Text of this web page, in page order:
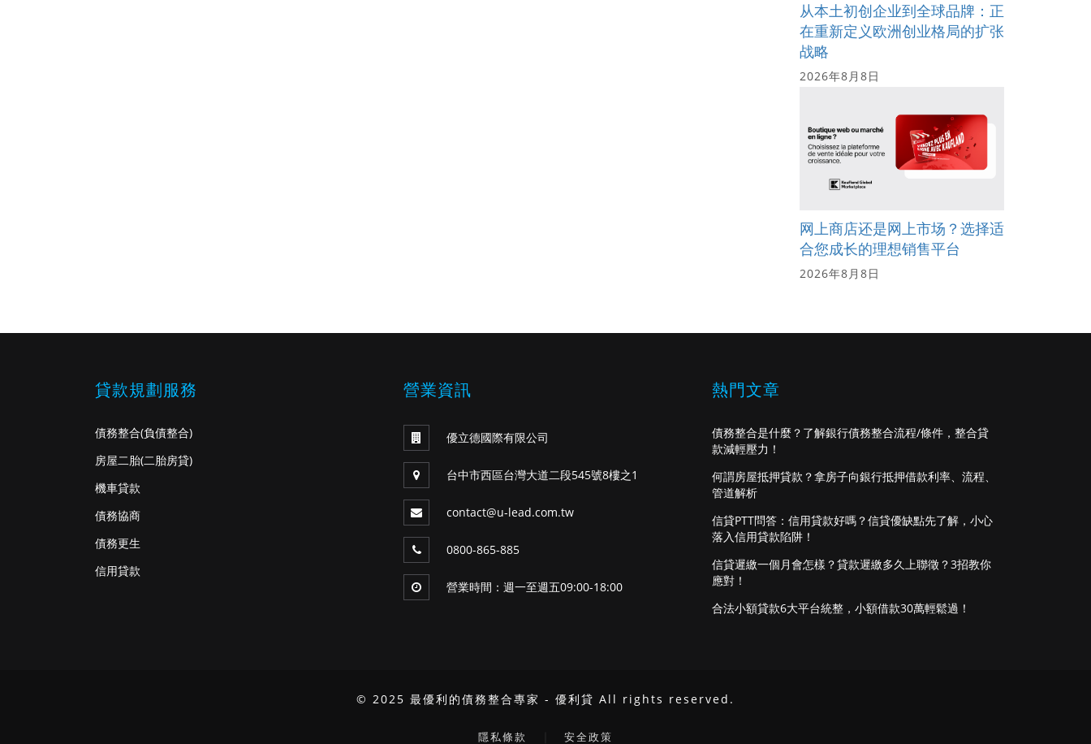
从本土初创企业到全球品牌：正
在重新定义欧洲创业格局的扩张
战略
2026年8月8日
网上商店还是网上市场？选择适
合您成长的理想销售平台
2026年8月8日
貸款規劃服務
債務整合(負債整合)
房屋二胎(二胎房貸)
機車貸款
債務協商
債務更生
信用貸款
營業資訊
優立德國際有限公司
台中市西區台灣大道二段545號8樓之1
contact@u-lead.com.tw
0800-865-885
營業時間：週一至週五09:00-18:00
熱門文章
債務整合是什麼？了解銀行債務整合流程/條件，整合貸
款減輕壓力！
何謂房屋抵押貸款？拿房子向銀行抵押借款利率、流程、
管道解析
信貸PTT問答：信用貸款好嗎？信貸優缺點先了解，小心
落入信用貸款陷阱！
信貸遲繳一個月會怎樣？貸款遲繳多久上聯徵？3招教你
應對！
合法小額貸款6大平台統整，小額借款30萬輕鬆過！
© 2025 最優利的債務整合專家 - 優利貸 All rights reserved.
隱私條款 安全政策